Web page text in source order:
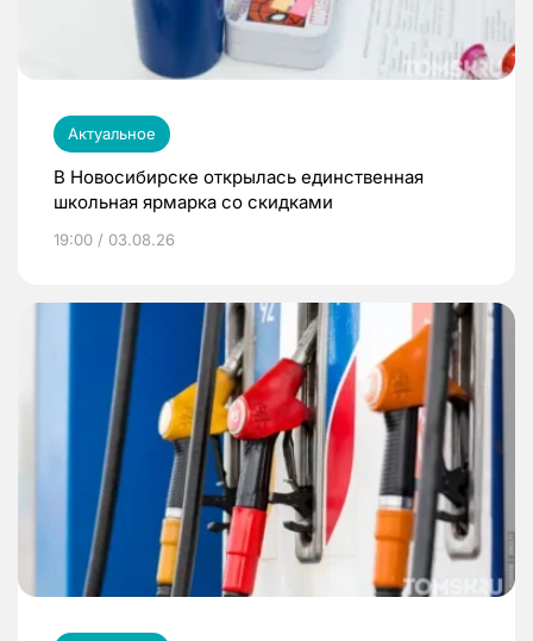
Актуальное
В Новосибирске открылась единственная
школьная ярмарка со скидками
19:00 / 03.08.26